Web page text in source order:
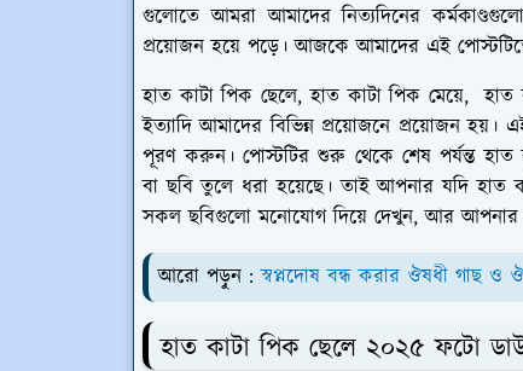
গুলোতে আমরা আমাদের নিত্যদিনের
প্রয়োজন হয়ে পড়ে। আজকে আমাদের এই
হাত কাটা পিক ছেলে, হাত কাটা পিক মেয়ে,
ইত্যাদি আমাদের বিভিন্ন প্রয়োজনে প্রয়োজন
পূরণ করুন। পোস্টটির শুরু থেকে শেষ পর্যন্ত
বা ছবি তুলে ধরা হয়েছে। তাই আপনার যদি হাত
সকল ছবিগুলো মনোযোগ দিয়ে দেখুন, আর আপনার
আরো পড়ুন :স্বপ্নদোষ বন্ধ করার ঔষধী গাছ ও
হাত কাটা পিক ছেলে ২০২৫ ফটো